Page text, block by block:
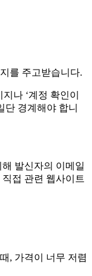
를 주고받습니다.
나 ‘계정 확인이
단 경계해야 합니
발신자의 이메일
접 관련 웹사이트
, 가격이 너무 저렴